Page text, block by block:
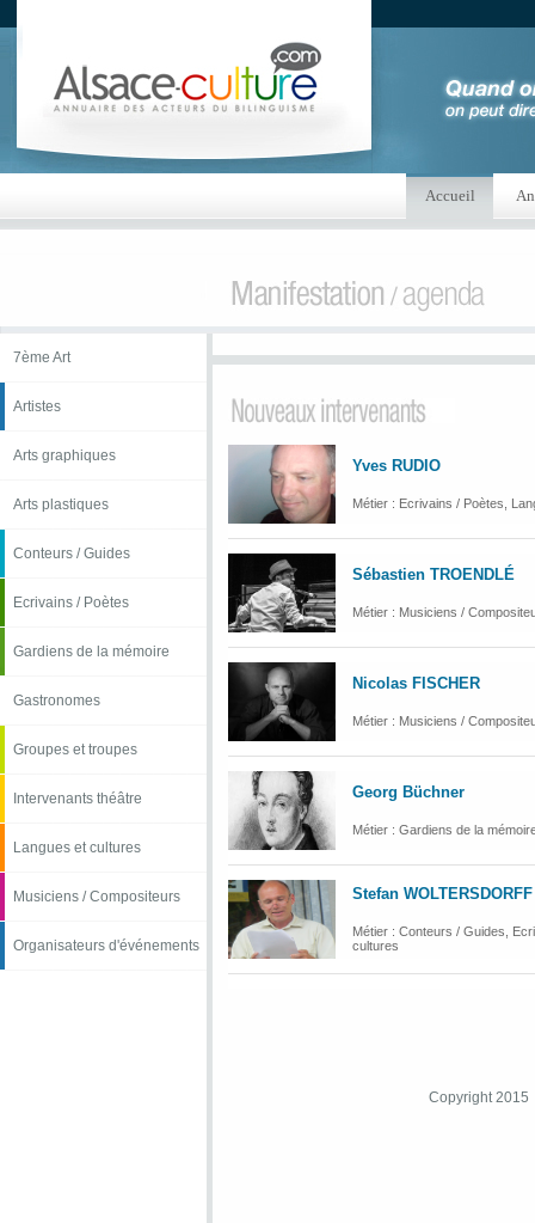
Accueil
7ème Art
Artistes
Arts graphiques
Arts plastiques
Conteurs / Guides
Ecrivains / Poètes
Gardiens de la mémoire
Gastronomes
Groupes et troupes
Intervenants théâtre
Langues et cultures
Musiciens / Compositeurs
Organisateurs d'événements
Yves RUDIO
Métier : Ecrivains / Poètes,
Sébastien TROENDLÉ
Métier : Musiciens /
Nicolas FISCHER
Métier : Musiciens /
Georg Büchner
Métier : Gardiens de la
Stefan WOLTERSDORFF
Métier : Conteurs / Guides,
cultures
Copyright 2015